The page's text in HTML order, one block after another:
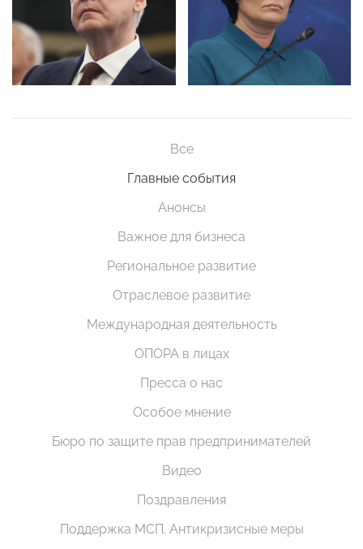
Все
Главные события
Анонсы
Важное для бизнеса
Региональное развитие
Отраслевое развитие
Международная деятельность
ОПОРА в лицах
Пресса о нас
Особое мнение
Бюро по защите прав предпринимателей
Видео
Поздравления
Поддержка МСП. Антикризисные меры